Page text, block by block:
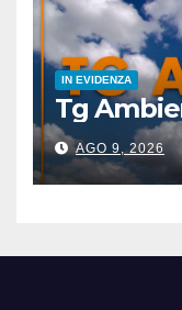
IN EVIDENZA
Tg
AGO 9, 2026